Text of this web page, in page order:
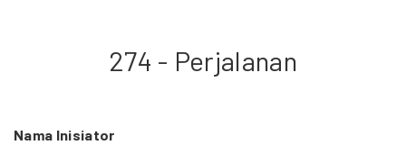
274 - Perjalanan
Nama Inisiator